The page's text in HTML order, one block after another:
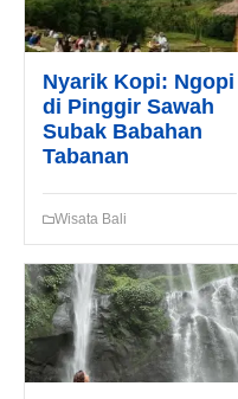
Nyarik Kopi: Ngopi
di Pinggir Sawah
Subak Babahan
Tabanan
Wisata Bali